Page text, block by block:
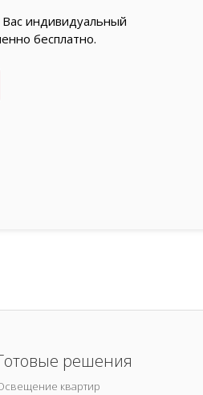
индивидуальный
бесплатно.
решения
квартир